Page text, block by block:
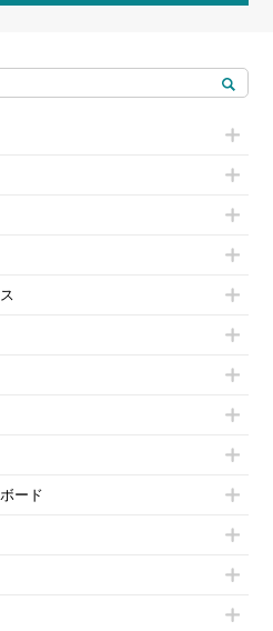
ンチデスク）
ク）
ト
グチェア
チェア
チェア
ェア
ード